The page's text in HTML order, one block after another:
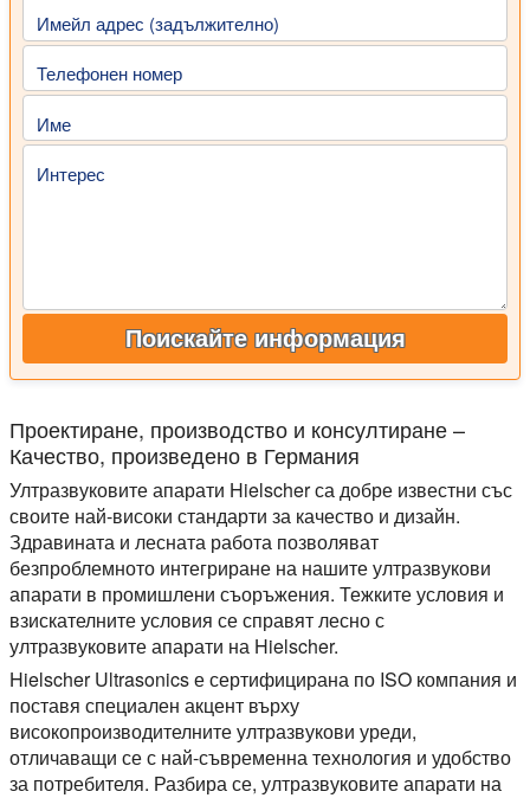
Имейл адрес (задължително)
Телефонен номер
Име
Интерес
Поискайте информация
Проектиране, производство и консултиране –
Качество, произведено в Германия
Ултразвуковите апарати Hielscher са добре известни със
своите най-високи стандарти за качество и дизайн.
Здравината и лесната работа позволяват
безпроблемното интегриране на нашите ултразвукови
апарати в промишлени съоръжения. Тежките условия и
взискателните условия се справят лесно с
ултразвуковите апарати на Hielscher.
Hielscher Ultrasonics е сертифицирана по ISO компания и
поставя специален акцент върху
високопроизводителните ултразвукови уреди,
отличаващи се с най-съвременна технология и удобство
за потребителя. Разбира се, ултразвуковите апарати на